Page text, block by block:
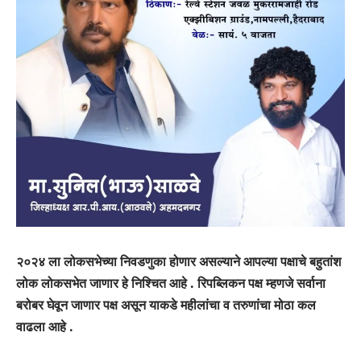
२०२४ ला लोकसभेच्या निवडणुका होणार असल्याने आपल्या पक्षाचे बहुतांश
लोक लोकसभेत जाणार हे निश्चित आहे . रिपब्लिकन पक्ष म्हणजे सर्वाना
बरोबर घेवून जाणार पक्ष असून याकडे महीलांचा व तरुणांचा मोठा कल
वाढला आहे .